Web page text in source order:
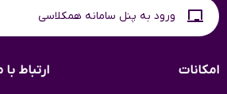
ورود به پنل سامانه همکلاسی
امکانات ارتباط با